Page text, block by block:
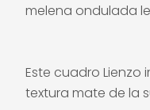
melena ondulada
Este cuadro
textura mate de la